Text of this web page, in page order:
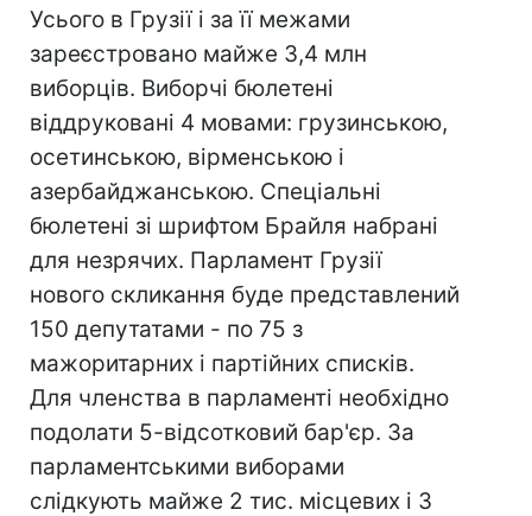
Усього в Грузії і за її межами
зареєстровано майже 3,4 млн
виборців. Виборчі бюлетені
віддруковані 4 мовами: грузинською,
осетинською, вірменською і
азербайджанською. Спеціальні
бюлетені зі шрифтом Брайля набрані
для незрячих. Парламент Грузії
нового скликання буде представлений
150 депутатами - по 75 з
мажоритарних і партійних списків.
Для членства в парламенті необхідно
подолати 5-відсотковий бар'єр. За
парламентськими виборами
слідкують майже 2 тис. місцевих і 3